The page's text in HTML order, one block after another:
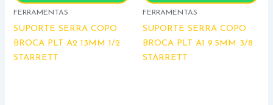
FERRAMENTAS
SUPORTE SERRA COPO
BROCA PLT A2 13MM 1/2
STARRETT
FERRAMENTAS
SUPORTE SERRA COPO
BROCA PLT A1 9.5MM 3/8
STARRETT